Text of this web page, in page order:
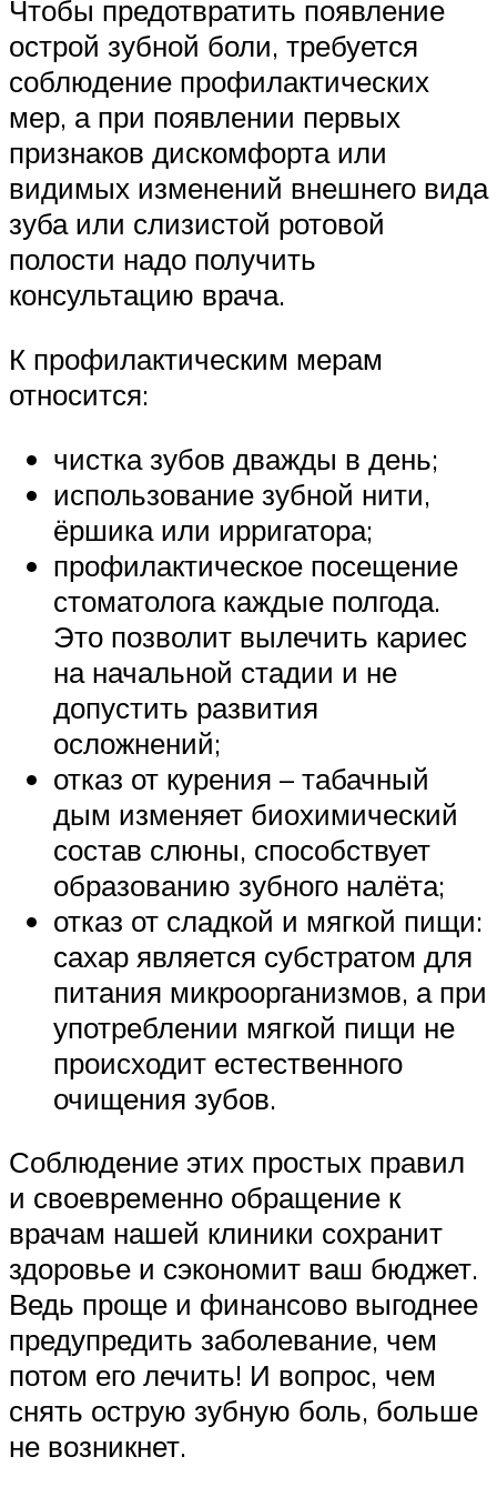
Чтобы предотвратить появление
острой зубной боли, требуется
соблюдение профилактических
мер, а при появлении первых
признаков дискомфорта или
видимых изменений внешнего вида
зуба или слизистой ротовой
полости надо получить
консультацию врача.
К профилактическим мерам
относится:
чистка зубов дважды в день;
использование зубной нити,
ёршика или ирригатора;
профилактическое посещение
стоматолога каждые полгода.
Это позволит вылечить кариес
на начальной стадии и не
допустить развития
осложнений;
отказ от курения – табачный
дым изменяет биохимический
состав слюны, способствует
образованию зубного налёта;
отказ от сладкой и мягкой пищи:
сахар является субстратом для
питания микроорганизмов, а при
употреблении мягкой пищи не
происходит естественного
очищения зубов.
Соблюдение этих простых правил
и своевременно обращение к
врачам нашей клиники сохранит
здоровье и сэкономит ваш бюджет.
Ведь проще и финансово выгоднее
предупредить заболевание, чем
потом его лечить! И вопрос, чем
снять острую зубную боль, больше
не возникнет.